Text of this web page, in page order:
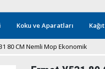
Koku ve Aparatları
80 CM Nemli Mop Ekonomik